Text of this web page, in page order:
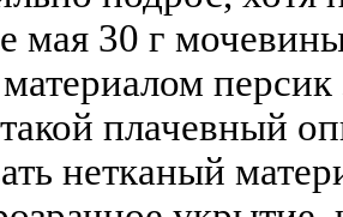
мая 30 г
плачевный
нетканый